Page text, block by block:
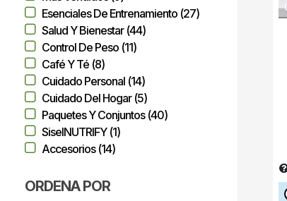
Esenciales De Entrenamiento (27)
Salud Y Bienestar (44)
Control De Peso (11)
Café Y Té (8)
Cuidado Personal (14)
Cuidado Del Hogar (5)
Paquetes Y Conjuntos (40)
SiselNUTRIFY (1)
Accesorios (14)
ORDENA POR